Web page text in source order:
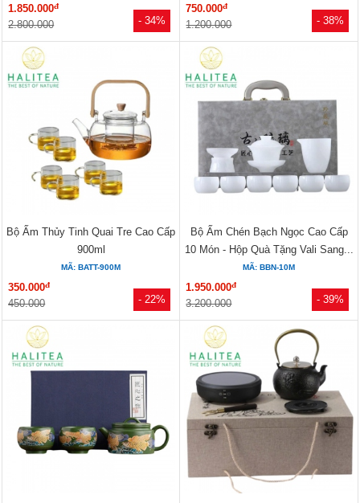
- 34%
1.850.000đ
2.800.000 - 38%
750.000đ
1.200.000
- 22%
Bộ Ấm Thủy Tinh Quai Tre Cao Cấp
900ml
MÃ: BATT-900M
350.000đ
450.000 - 39%
Bộ Ấm Chén Bạch Ngọc Cao Cấp
10 Món - Hộp Quà Tặng Vali Sang...
MÃ: BBN-10M
1.950.000đ
3.200.000